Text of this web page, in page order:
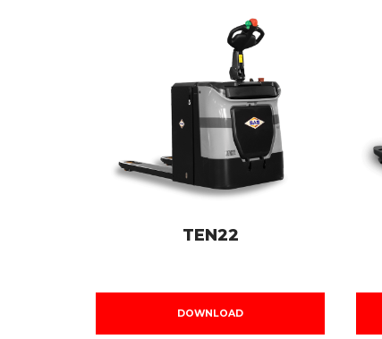
TEN22
DOWNLOAD